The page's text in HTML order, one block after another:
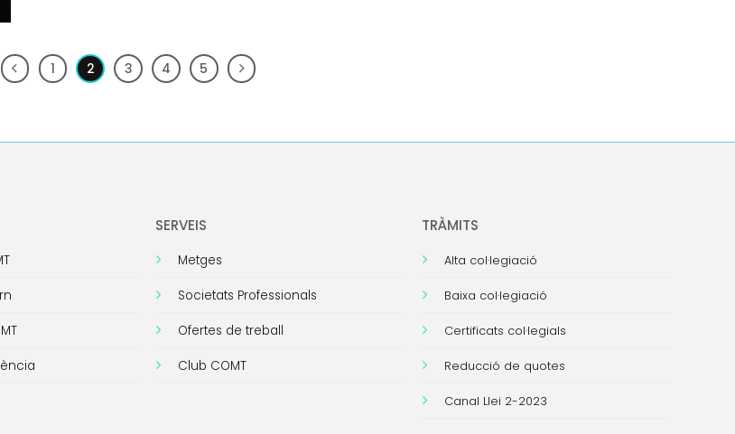
1 2 3 4 5
SERVEIS
Metges
Societats Professionals
Ofertes de treball
Club COMT
TRÀMITS
Alta col·legiació
Baixa col·legiació
Certificats col·legials
Reducció de quotes
Canal Llei 2-2023